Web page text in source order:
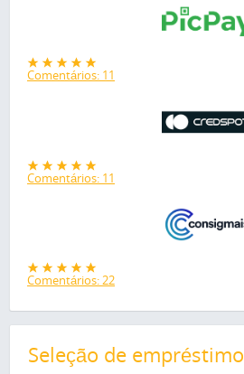
Comentários: 11
Comentários: 11
Comentários: 22
Seleção de empréstimo